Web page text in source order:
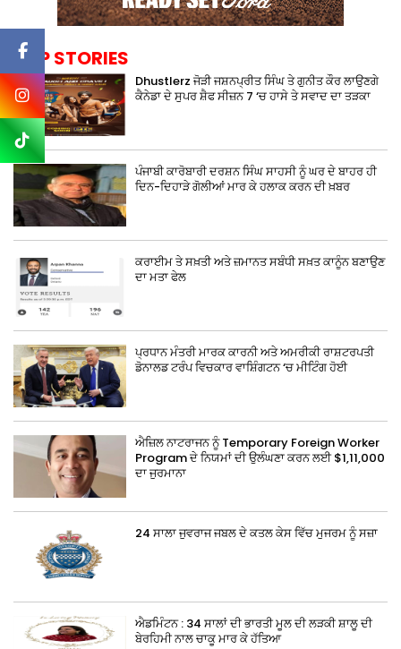
TOP STORIES
Dhustlerz ਜੋੜੀ ਜਸ਼ਨਪ੍ਰੀਤ ਸਿੰਘ ਤੇ ਗੁਨੀਤ ਕੌਰ ਲਾਉਣਗੇ
ਕੈਨੇਡਾ ਦੇ ਸੁਪਰ ਸ਼ੈਫ ਸੀਜ਼ਨ 7 ‘ਚ ਹਾਸੇ ਤੇ ਸਵਾਦ ਦਾ ਤੜਕਾ
ਪੰਜਾਬੀ ਕਾਰੋਬਾਰੀ ਦਰਸ਼ਨ ਸਿੰਘ ਸਾਹਸੀ ਨੂੰ ਘਰ ਦੇ ਬਾਹਰ ਹੀ
ਦਿਨ-ਦਿਹਾੜੇ ਗੋਲੀਆਂ ਮਾਰ ਕੇ ਹਲਾਕ ਕਰਨ ਦੀ ਖ਼ਬਰ
ਕਰਾਈਮ ਤੇ ਸਖ਼ਤੀ ਅਤੇ ਜ਼ਮਾਨਤ ਸਬੰਧੀ ਸਖ਼ਤ ਕਾਨੂੰਨ ਬਣਾਉਣ
ਦਾ ਮਤਾ ਫੇਲ
ਪ੍ਰਧਾਨ ਮੰਤਰੀ ਮਾਰਕ ਕਾਰਨੀ ਅਤੇ ਅਮਰੀਕੀ ਰਾਸ਼ਟਰਪਤੀ
ਡੋਨਾਲਡ ਟਰੰਪ ਵਿਚਕਾਰ ਵਾਸ਼ਿੰਗਟਨ ‘ਚ ਮੀਟਿੰਗ ਹੋਈ
ਐਜ਼ਿਲ ਨਾਟਰਾਜਨ ਨੂੰ Temporary Foreign Worker
Program ਦੇ ਨਿਯਮਾਂ ਦੀ ਉਲੰਘਣਾ ਕਰਨ ਲਈ $1,11,000
ਦਾ ਜੁਰਮਾਨਾ
24 ਸਾਲਾ ਜੁਵਰਾਜ ਜਬਲ ਦੇ ਕਤਲ ਕੇਸ ਵਿੱਚ ਮੁਜਰਮ ਨੂੰ ਸਜ਼ਾ
ਐਡਮਿੰਟਨ : 34 ਸਾਲਾਂ ਦੀ ਭਾਰਤੀ ਮੂਲ ਦੀ ਲੜਕੀ ਸ਼ਾਲੂ ਦੀ
ਬੇਰਹਿਮੀ ਨਾਲ ਚਾਕੂ ਮਾਰ ਕੇ ਹੱਤਿਆ